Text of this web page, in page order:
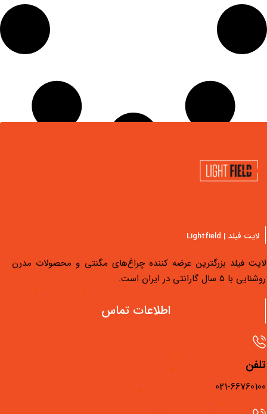
لایت فیلد | Lightfield
فیلد بزرگترین عرضه کننده چراغ‌های مگنتی و محصولات مدرن
با 5 سال گارانتی در ایران است.
اطلاعات تماس
021-
فیلم‌های آموزشی